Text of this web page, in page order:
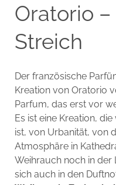
Oratorio
Streich
Der französische
Kreation von Oratorio
Parfum, das erst vor
Es ist eine Kreation,
ist, von Urbanität, von
Atmosphäre in
Weihrauch noch in der
sich auch in den